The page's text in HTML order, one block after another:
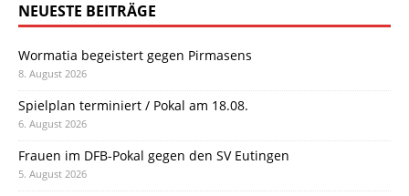
NEUESTE BEITRÄGE
Wormatia begeistert gegen Pirmasens
8. August 2026
Spielplan terminiert / Pokal am 18.08.
6. August 2026
Frauen im DFB-Pokal gegen den SV Eutingen
5. August 2026